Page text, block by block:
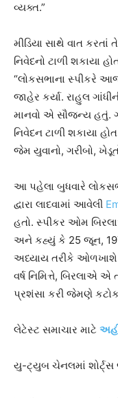
વ્યક્ત.”
મીડિયા સાથે વાત
નિવેદનો ટાળી શકાયા
“લોકસભાના સ્પીકરે આજે
જાહેર કર્યા. રાહુલ
માનવો એ સૌજન્ય હતું.
નિવેદન ટાળી શકાયા
જેમ યુવાનો, ગરીબો,
આ પહેલા બુધવારે
દ્વારા લાદવામાં આવેલી
હતો. સ્પીકર ઓમ
અને કહ્યું કે 25 જૂન,
અધ્યાય તરીકે ઓળખાશે.
વર્ષ નિમિત્તે, બિરલાએ
પ્રશંસા કરી જેમણે
લેટેસ્ટ સમાચાર માટે
યુ-ટ્યુબ ચેનલમાં શોર્ટ્સ